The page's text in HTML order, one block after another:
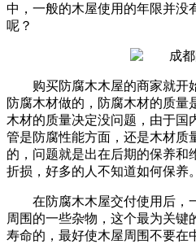
中，一般的木屋使用的年限并没
呢？
购买防腐木木屋的商家就开
防腐木材做的，防腐木材的质量
木材的质量决定没问题，由于国
管是防腐性能方面，还是木材质
的，问题就是出在后期的保养和
折损，好多的人不知道如何保养。
在防腐木木屋交付使用后，
周围的一些杂物，这个最为关键
寿命的，最好使木屋周围不要在